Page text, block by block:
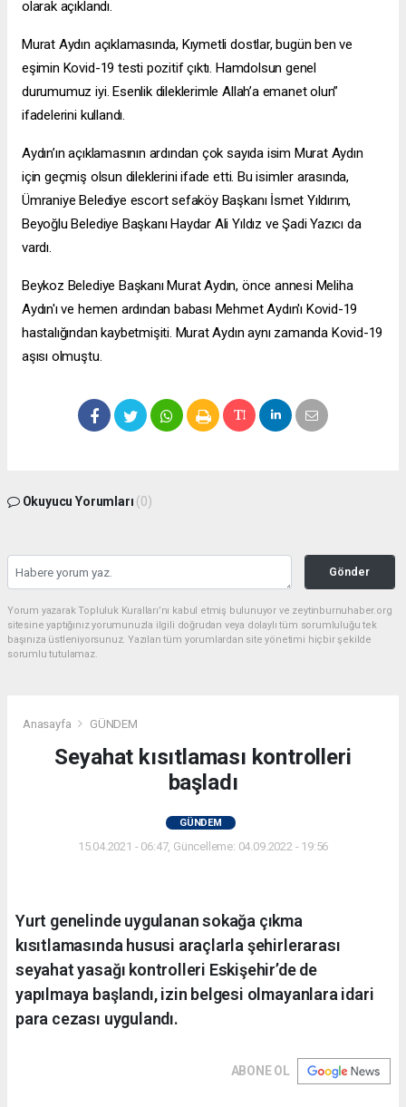
olarak açıklandı.
Murat Aydın açıklamasında, Kıymetli dostlar, bugün ben ve
eşimin Kovid-19 testi pozitif çıktı. Hamdolsun genel
durumumuz iyi. Esenlik dileklerimle Allah’a emanet olun”
ifadelerini kullandı.
Aydın’ın açıklamasının ardından çok sayıda isim Murat Aydın
için geçmiş olsun dileklerini ifade etti. Bu isimler arasında,
Ümraniye Belediye escort sefaköyBaşkanı İsmet Yıldırım,
Beyoğlu Belediye Başkanı Haydar Ali Yıldız ve Şadi Yazıcı da
vardı.
Beykoz Belediye Başkanı Murat Aydın, önce annesi Meliha
Aydın'ı ve hemen ardından babası Mehmet Aydın'ı Kovid-19
hastalığından kaybetmişiti. Murat Aydın aynı zamanda Kovid-19
aşısı olmuştu.
Okuyucu Yorumları (0)
Gönder
Yorum yazarak Topluluk Kuralları’nı kabul etmiş bulunuyor ve zeytinburnuhaber.org
sitesine yaptığınız yorumunuzla ilgili doğrudan veya dolaylı tüm sorumluluğu tek
başınıza üstleniyorsunuz. Yazılan tüm yorumlardan site yönetimi hiçbir şekilde
sorumlu tutulamaz.
Anasayfa GÜNDEM
Seyahat kısıtlaması kontrolleri
başladı
GÜNDEM
15.04.2021 - 06:47, Güncelleme: 04.09.2022 - 19:56
Yurt genelinde uygulanan sokağa çıkma
kısıtlamasında hususi araçlarla şehirlerarası
seyahat yasağı kontrolleri Eskişehir’de de
yapılmaya başlandı, izin belgesi olmayanlara idari
para cezası uygulandı.
ABONE OL